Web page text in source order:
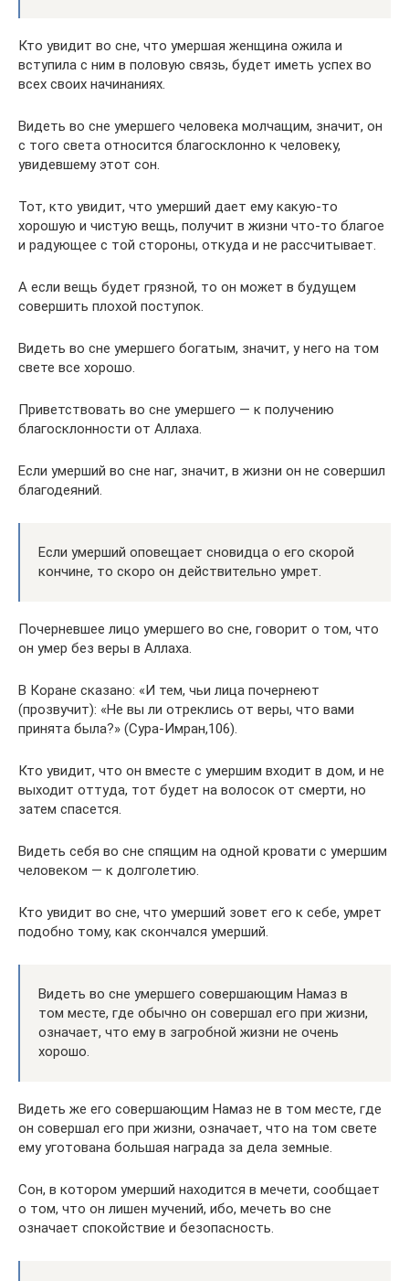
Кто увидит во сне, что умершая женщина ожила и
вступила с ним в половую связь, будет иметь успех во
всех своих начинаниях.
Видеть во сне умершего человека молчащим, значит, он
с того света относится благосклонно к человеку,
увидевшему этот сон.
Тот, кто увидит, что умерший дает ему какую-то
хорошую и чистую вещь, получит в жизни что-то благое
и радующее с той стороны, откуда и не рассчитывает.
А если вещь будет грязной, то он может в будущем
совершить плохой поступок.
Видеть во сне умершего богатым, значит, у него на том
свете все хорошо.
Приветствовать во сне умершего — к получению
благосклонности от Аллаха.
Если умерший во сне наг, значит, в жизни он не совершил
благодеяний.
Если умерший оповещает сновидца о его скорой
кончине, то скоро он действительно умрет.
Почерневшее лицо умершего во сне, говорит о том, что
он умер без веры в Аллаха.
В Коране сказано: «И тем, чьи лица почернеют
(прозвучит): «Не вы ли отреклись от веры, что вами
принята была?» (Сура-Имран,106).
Кто увидит, что он вместе с умершим входит в дом, и не
выходит оттуда, тот будет на волосок от смерти, но
затем спасется.
Видеть себя во сне спящим на одной кровати с умершим
человеком — к долголетию.
Кто увидит во сне, что умерший зовет его к себе, умрет
подобно тому, как скончался умерший.
Видеть во сне умершего совершающим Намаз в
том месте, где обычно он совершал его при жизни,
означает, что ему в загробной жизни не очень
хорошо.
Видеть же его совершающим Намаз не в том месте, где
он совершал его при жизни, означает, что на том свете
ему уготована большая награда за дела земные.
Сон, в котором умерший находится в мечети, сообщает
о том, что он лишен мучений, ибо, мечеть во сне
означает спокойствие и безопасность.